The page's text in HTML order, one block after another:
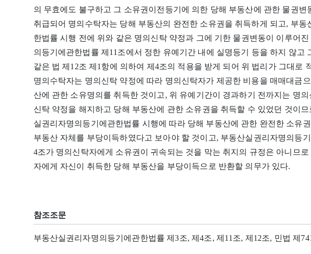
의 무효에도 불구하고 그 소유권이전등기에 의한 당해 부동산에 관한 물권변
취급되어 명의수탁자는 당해 부동산의 완전한 소유권을 취득하게 되고, 부동
한법률 시행 전에 위와 같은 명의신탁 약정과 그에 기한 물권변동이 이루어
의등기에관한법률 제11조에서 정한 유예기간 내에 실명등기 등을 하지 않고
같은 법 제12조 제1항에 의하여 제4조의 적용을 받게 되어 위 법리가 그대로
명의수탁자는 명의신탁 약정에 따라 명의신탁자가 제공한 비용을 매매대금
산에 관한 소유명의를 취득한 것이고, 위 유예기간이 경과하기 전까지는 명
신탁 약정을 해지하고 당해 부동산에 관한 소유권을 취득할 수 있었던 것이
실권리자명의등기에관한법률 시행에 따라 당해 부동산에 관한 완전한 소유
부동산 자체를 부당이득하였다고 보아야 할 것이고, 부동산실권리자명의등
4조가 명의신탁자에게 소유권이 귀속되는 것을 막는 취지의 규정은 아니므
자에게 자신이 취득한 당해 부동산을 부당이득으로 반환할 의무가 있다.
참조조문
부동산실권리자명의등기에관한법률 제3조, 제4조, 제11조, 제12조, 민법 제